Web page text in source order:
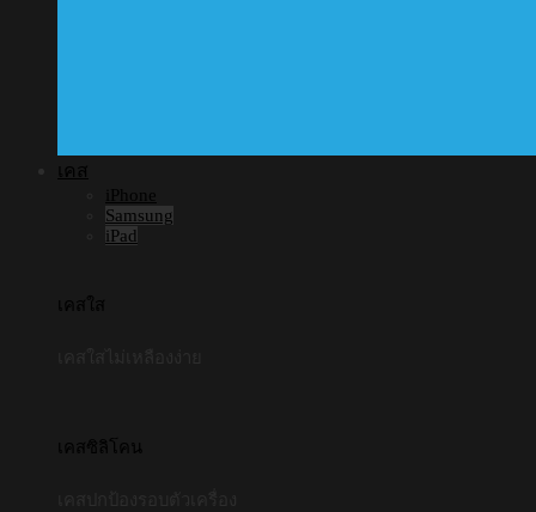
เคส
iPhone
Samsung
iPad
เคสใส
เคสซิลิโคน